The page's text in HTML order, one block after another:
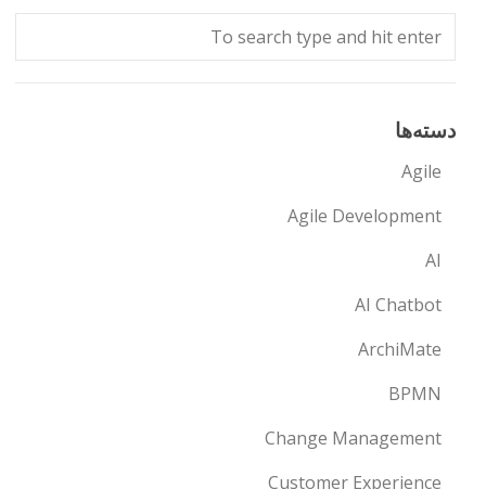
دسته‌ها
Agile
Agile Development
AI
AI Chatbot
ArchiMate
BPMN
Change Management
Customer Experience